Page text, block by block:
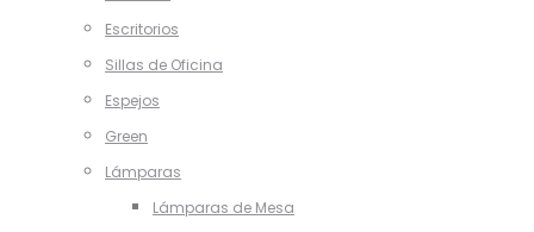
Escritorios
Sillas de Oficina
Espejos
Green
Lámparas
Lámparas de Mesa